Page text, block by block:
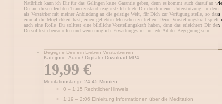
Natürlich kann ich Dir für das Gelingen keine Garantie geben, denn es kommt auch darauf an
Du auf diesen leichten Trancezustand reagierst? Ich biete Dir durch meine Unterstützung, in dem
als Verstärker mit meiner Anbindung an die geistige Welt, für Dich zur Verfügung stelle, so dass
einmal die Möglichkeit hast, einen geliebten Menschen zu treffen. Deine Vorstellungskraft spielt
auch eine Rolle. Du solltest eine bildliche Vorstellungskraft haben, denn das erleichtert Dir den
Du solltest ebenso offen und wenn möglich, Erwartunggsfrei für jede Art der Begegnung sein.
Begegne Deinem Lieben Verstorbenen
Kategorie: Audio/ Digitaler Download MP4
19,99 €
Meditationslänge 24:45 Minuten
0 – 1:15 Rechtlicher Hinweis
1:19 – 2:06 Einleitung Informationen über die Meditation